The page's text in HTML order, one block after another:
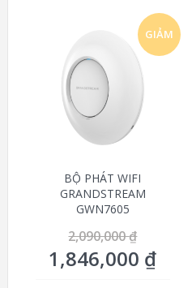
GIẢM
BỘ PHÁT WIFI
GRANDSTREAM
GWN7605
2,090,000₫
1,846,000 ₫